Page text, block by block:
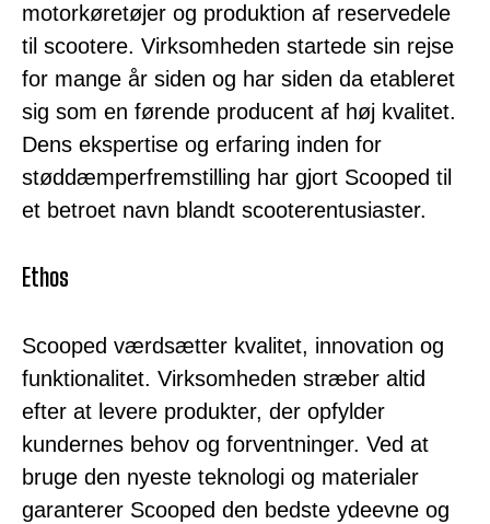
motorkøretøjer og produktion af reservedele
til scootere. Virksomheden startede sin rejse
for mange år siden og har siden da etableret
sig som en førende producent af høj kvalitet.
Dens ekspertise og erfaring inden for
støddæmperfremstilling har gjort Scooped til
et betroet navn blandt scooterentusiaster.
Ethos
Scooped værdsætter kvalitet, innovation og
funktionalitet. Virksomheden stræber altid
efter at levere produkter, der opfylder
kundernes behov og forventninger. Ved at
bruge den nyeste teknologi og materialer
garanterer Scooped den bedste ydeevne og